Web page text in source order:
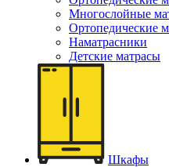
Многослойные
Ортопедические
Наматрасники
Детские матрасы
Шкафы